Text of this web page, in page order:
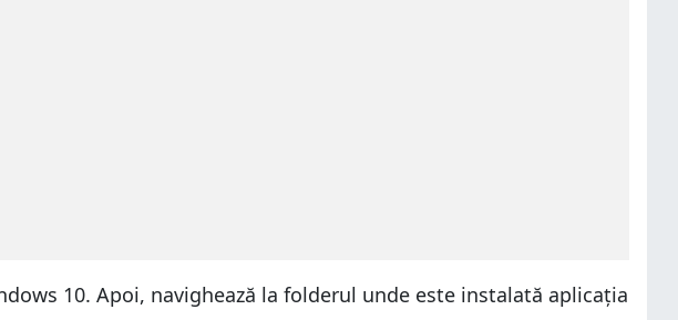
10. Apoi, navighează la folderul unde este instalată aplicația